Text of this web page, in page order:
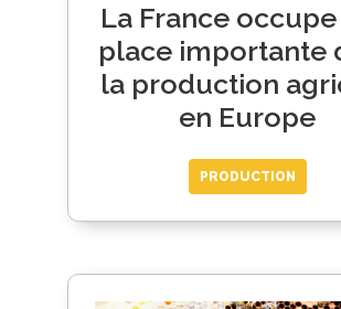
La France
place importante
la production
en Europe
PRODUCTION